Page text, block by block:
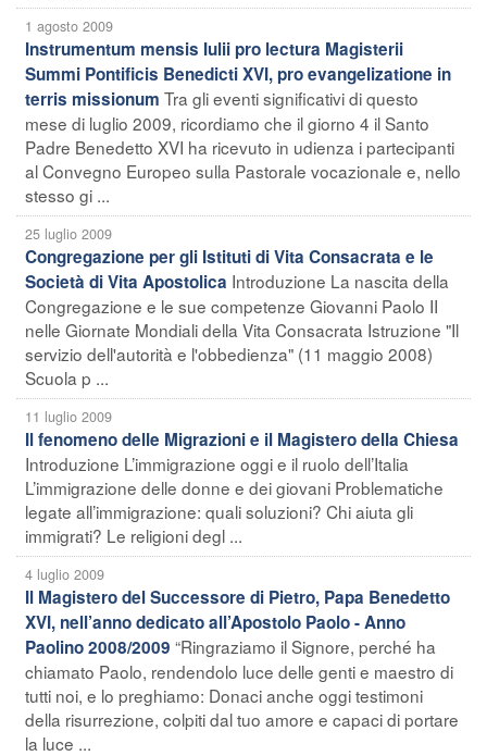
1 agosto 2009
Instrumentum mensis Iulii pro lectura Magisterii
Summi Pontificis Benedicti XVI, pro evangelizatione in
terris missionum Tra gli eventi significativi di questo
mese di luglio 2009, ricordiamo che il giorno 4 il Santo
Padre Benedetto XVI ha ricevuto in udienza i partecipanti
al Convegno Europeo sulla Pastorale vocazionale e, nello
stesso gi ...
25 luglio 2009
Congregazione per gli Istituti di Vita Consacrata e le
Società di Vita Apostolica Introduzione La nascita della
Congregazione e le sue competenze Giovanni Paolo II
nelle Giornate Mondiali della Vita Consacrata Istruzione "Il
servizio dell'autorità e l'obbedienza" (11 maggio 2008)
Scuola p ...
11 luglio 2009
Il fenomeno delle Migrazioni e il Magistero della Chiesa
Introduzione L’immigrazione oggi e il ruolo dell’Italia
L’immigrazione delle donne e dei giovani Problematiche
legate all’immigrazione: quali soluzioni? Chi aiuta gli
immigrati? Le religioni degl ...
4 luglio 2009
Il Magistero del Successore di Pietro, Papa Benedetto
XVI, nell’anno dedicato all’Apostolo Paolo - Anno
Paolino 2008/2009 “Ringraziamo il Signore, perché ha
chiamato Paolo, rendendolo luce delle genti e maestro di
tutti noi, e lo preghiamo: Donaci anche oggi testimoni
della risurrezione, colpiti dal tuo amore e capaci di portare
la luce ...